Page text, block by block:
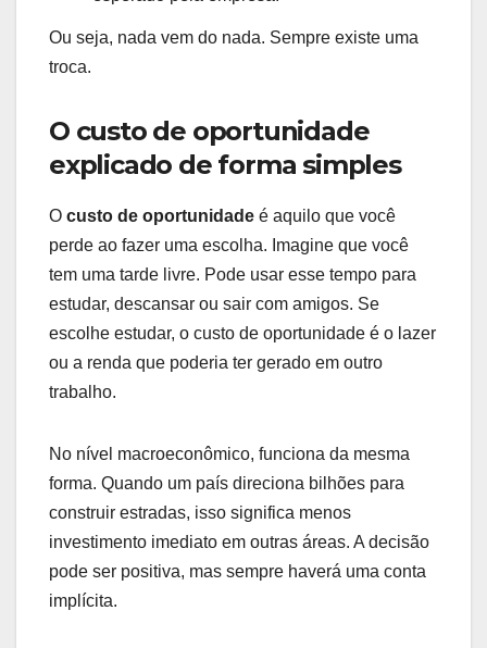
Ou seja, nada vem do nada. Sempre existe uma
troca.
O custo de oportunidade
explicado de forma simples
O custo de oportunidade é aquilo que você
perde ao fazer uma escolha. Imagine que você
tem uma tarde livre. Pode usar esse tempo para
estudar, descansar ou sair com amigos. Se
escolhe estudar, o custo de oportunidade é o lazer
ou a renda que poderia ter gerado em outro
trabalho.
No nível macroeconômico, funciona da mesma
forma. Quando um país direciona bilhões para
construir estradas, isso significa menos
investimento imediato em outras áreas. A decisão
pode ser positiva, mas sempre haverá uma conta
implícita.